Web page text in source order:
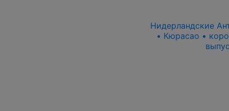
Нидерландские
• Кюрасао •